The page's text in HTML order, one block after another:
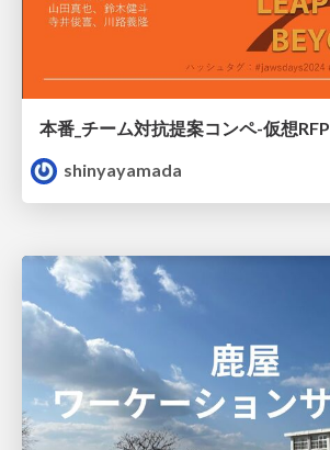
本番_チーム対抗提案コンペ-仮想RFP
shinyayamada